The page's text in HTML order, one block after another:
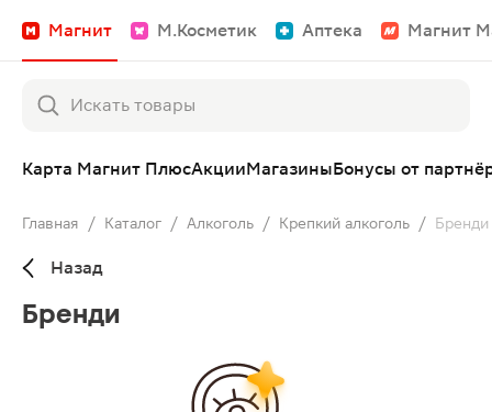
Магнит М.Косметик Аптека Магнит
Карта Магнит ПлюсАкцииМагазиныБонусы от
Главная / Каталог / Алкоголь / Крепкий алкоголь / Бренди
Назад
Бренди